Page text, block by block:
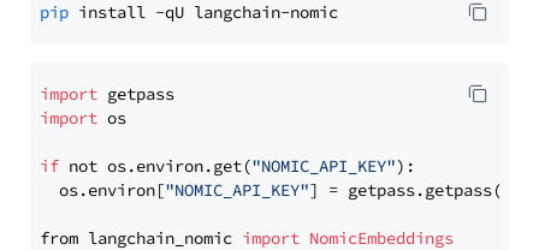
pip
import
import os
if not os.environ.get("NOMIC_API_KEY"):
  os.environ[
"NOMIC_API_KEY"] = getpass.getpass(
from langchain_nomic import NomicEmbeddings